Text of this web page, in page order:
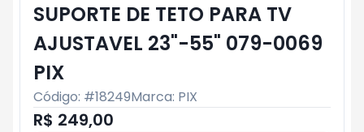
SUPORTE DE TETO PARA TV
AJUSTAVEL 23"-55" 079-0069
PIX
Código: #18249Marca: PIX
R$ 249,00